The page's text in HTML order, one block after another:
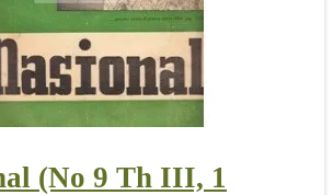
(No 9 Th III, 1